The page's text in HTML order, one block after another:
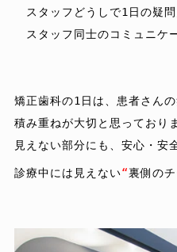
スタッフどうしで1日の疑
スタッフ同士のコミュニケ
矯正歯科の1日は、患者さん
積み重ねが大切と思っており
見えない部分にも、安心・安
診療中には見えない“裏側の